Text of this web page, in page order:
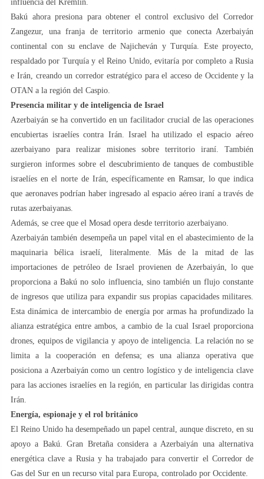
influencia del Kremlin.
Bakú ahora presiona para obtener el control exclusivo del Corredor
Zangezur, una franja de territorio armenio que conecta Azerbaiyán
continental con su enclave de Najicheván y Turquía. Este proyecto,
respaldado por Turquía y el Reino Unido, evitaría por completo a Rusia
e Irán, creando un corredor estratégico para el acceso de Occidente y la
OTAN a la región del Caspio.
Presencia militar y de inteligencia de Israel
Azerbaiyán se ha convertido en un facilitador crucial de las operaciones
encubiertas israelíes contra Irán. Israel ha utilizado el espacio aéreo
azerbaiyano para realizar misiones sobre territorio iraní. También
surgieron informes sobre el descubrimiento de tanques de combustible
israelíes en el norte de Irán, específicamente en Ramsar, lo que indica
que aeronaves podrían haber ingresado al espacio aéreo iraní a través de
rutas azerbaiyanas.
Además, se cree que el Mosad opera desde territorio azerbaiyano.
Azerbaiyán también desempeña un papel vital en el abastecimiento de la
maquinaria bélica israelí, literalmente. Más de la mitad de las
importaciones de petróleo de Israel provienen de Azerbaiyán, lo que
proporciona a Bakú no solo influencia, sino también un flujo constante
de ingresos que utiliza para expandir sus propias capacidades militares.
Esta dinámica de intercambio de energía por armas ha profundizado la
alianza estratégica entre ambos, a cambio de la cual Israel proporciona
drones, equipos de vigilancia y apoyo de inteligencia. La relación no se
limita a la cooperación en defensa; es una alianza operativa que
posiciona a Azerbaiyán como un centro logístico y de inteligencia clave
para las acciones israelíes en la región, en particular las dirigidas contra
Irán.
Energía, espionaje y el rol británico
El Reino Unido ha desempeñado un papel central, aunque discreto, en su
apoyo a Bakú. Gran Bretaña considera a Azerbaiyán una alternativa
energética clave a Rusia y ha trabajado para convertir el Corredor de
Gas del Sur en un recurso vital para Europa, controlado por Occidente.